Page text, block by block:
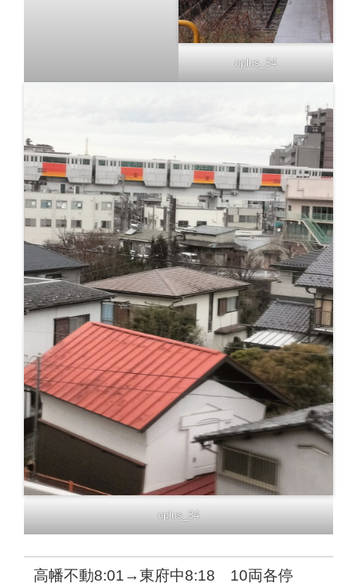
oplus_34
oplus_34
高幡不動8:01→東府中8:18 10両各停